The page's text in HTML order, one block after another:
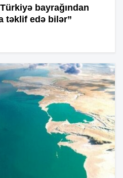
bayrağından
təklif edə bilər”